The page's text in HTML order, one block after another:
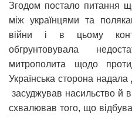
Згодом постало питання
між українцями та
війни і в цьому
обгрунтовувала
митрополита щодо
Українська сторона
засуджував насильство й
схвалював того, що